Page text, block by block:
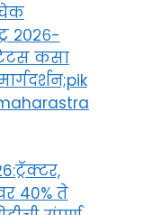
२०२६-
कसा
40% ते